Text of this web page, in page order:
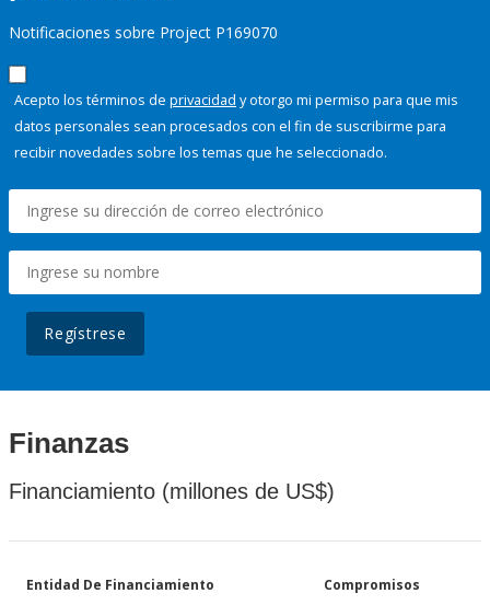
Notificaciones sobre Project P169070
Acepto los términos de privacidad y otorgo mi permiso para que mis
datos personales sean procesados con el fin de suscribirme para
recibir novedades sobre los temas que he seleccionado.
Regístrese
Finanzas
Financiamiento (millones de US$)
Entidad De Financiamiento Compromisos